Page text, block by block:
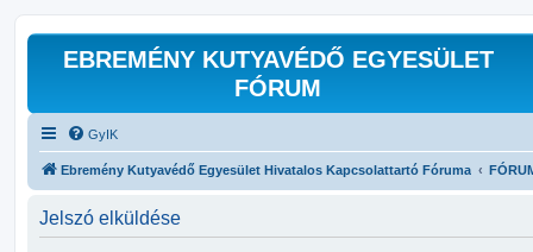
EBREMÉNY KUTYAVÉDŐ EGYESÜLET
FÓRUM
GyIK
Ebremény Kutyavédő Egyesület Hivatalos Kapcsolattartó Fóruma
Jelszó elküldése